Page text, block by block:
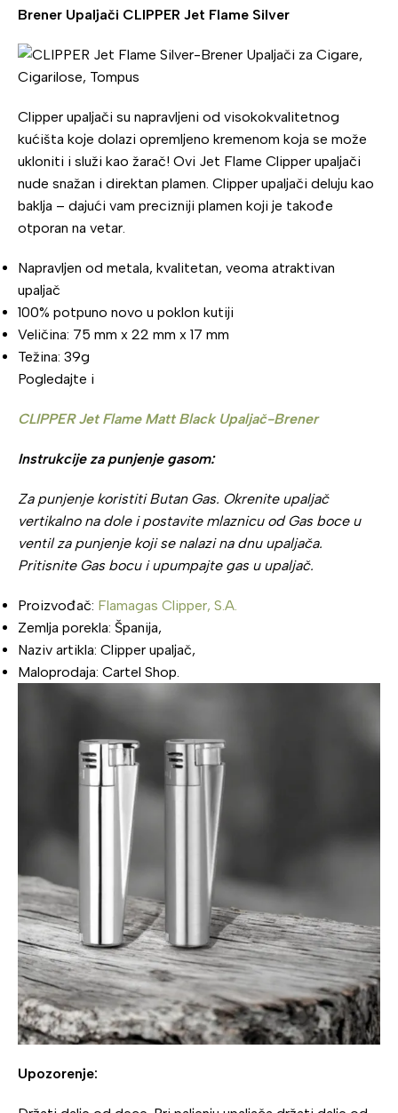
Brener Upaljači CLIPPER Jet Flame Silver
Clipper upaljači su napravljeni od visokokvalitetnog
kućišta koje dolazi opremljeno kremenom koja se može
ukloniti i služi kao žarač! Ovi Jet Flame Clipper upaljači
nude snažan i direktan plamen. Clipper upaljači deluju kao
baklja – dajući vam precizniji plamen koji je takođe
otporan na vetar.
Napravljen od metala, kvalitetan, veoma atraktivan
upaljač
100% potpuno novo u poklon kutiji
Veličina: 75 mm x 22 mm x 17 mm
Težina: 39g
Pogledajte i
CLIPPER Jet Flame Matt Black Upaljač-Brener
Instrukcije za punjenje gasom:
Za punjenje koristiti Butan Gas. Okrenite upaljač
vertikalno na dole i postavite mlaznicu od Gas boce u
ventil za punjenje koji se nalazi na dnu upaljača.
Pritisnite Gas bocu i upumpajte gas u upaljač.
Proizvođač: Flamagas Clipper, S.A.
Zemlja porekla: Španija,
Naziv artikla: Clipper upaljač,
Maloprodaja: Cartel Shop.
Upozorenje: